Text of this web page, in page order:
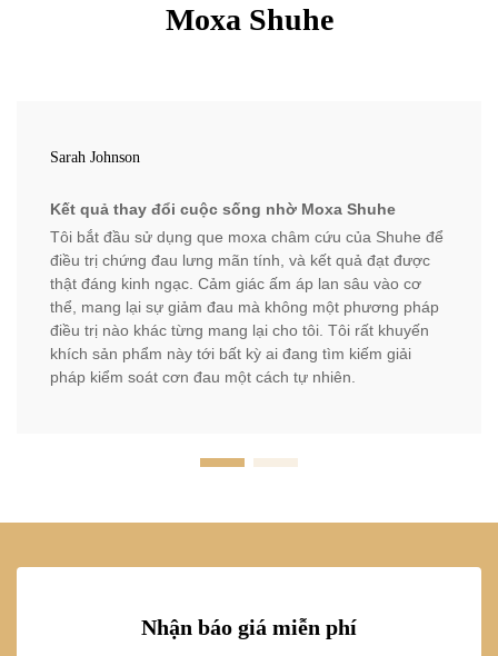
Moxa Shuhe
Sarah Johnson
Kết quả thay đổi cuộc sống nhờ Moxa Shuhe
Tôi bắt đầu sử dụng que moxa châm cứu của Shuhe để
điều trị chứng đau lưng mãn tính, và kết quả đạt được
thật đáng kinh ngạc. Cảm giác ấm áp lan sâu vào cơ
thể, mang lại sự giảm đau mà không một phương pháp
điều trị nào khác từng mang lại cho tôi. Tôi rất khuyến
khích sản phẩm này tới bất kỳ ai đang tìm kiếm giải
pháp kiểm soát cơn đau một cách tự nhiên.
Nhận báo giá miễn phí